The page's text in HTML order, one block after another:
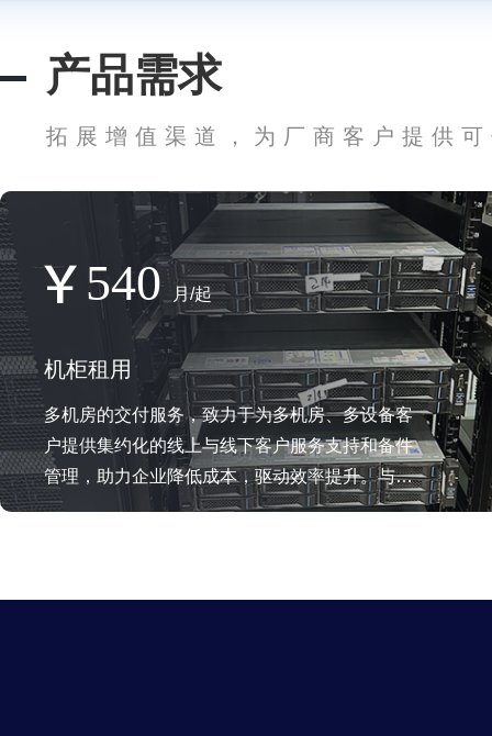
产品需求
拓展增值渠道，为厂商客户提供
540 月/起
机柜租用
多机房的交付服务，致力于为多机房、多设备客
户提供集约化的线上与线下客户服务支持和备件
管理，助力企业降低成本，驱动效率提升。与此
同时拓展增值渠道，为厂商客户提供..、安全、